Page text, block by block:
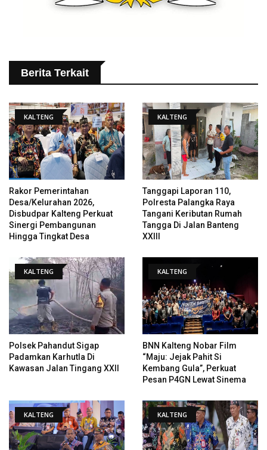
Berita Terkait
KALTENG
Rakor Pemerintahan
Desa/Kelurahan 2026,
Disbudpar Kalteng Perkuat
Sinergi Pembangunan
Hingga Tingkat Desa
KALTENG
Tanggapi Laporan 110,
Polresta Palangka Raya
Tangani Keributan Rumah
Tangga Di Jalan Banteng
XXIII
KALTENG
Polsek Pahandut Sigap
Padamkan Karhutla Di
Kawasan Jalan Tingang XXII
KALTENG
BNN Kalteng Nobar Film
“Maju: Jejak Pahit Si
Kembang Gula”, Perkuat
Pesan P4GN Lewat Sinema
KALTENG KALTENG